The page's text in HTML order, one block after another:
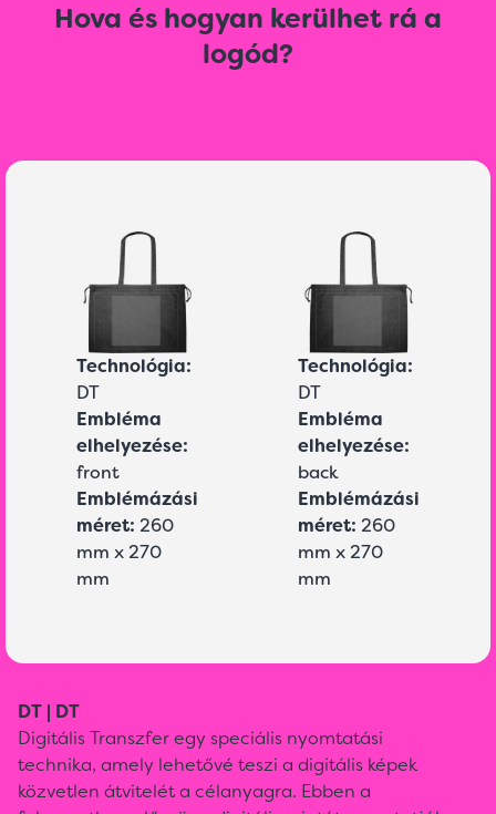
Hova és hogyan kerülhet rá a
logód?
Technológia:
DT
Embléma
elhelyezése:
front
Emblémázási
méret: 260
mm x 270
mm
Technológia:
DT
Embléma
elhelyezése:
back
Emblémázási
méret: 260
mm x 270
mm
DT | DT
Digitális Transzfer egy speciális nyomtatási
technika, amely lehetővé teszi a digitális képek
közvetlen átvitelét a célanyagra. Ebben a